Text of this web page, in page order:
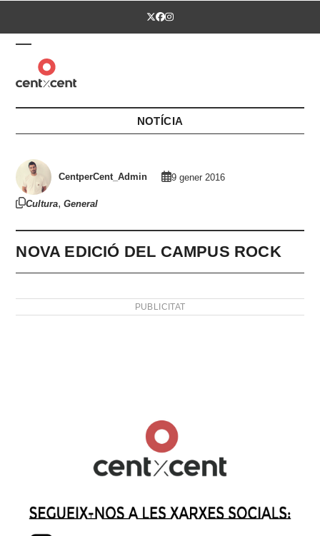
Twitter
Facebook
Instagram
Open
mobile
menu
Close
mobile
menu
NOTÍCIA
CentperCent_Admin 9 gener 2016
Cultura,General
NOVA EDICIÓ DEL CAMPUS ROCK
PUBLICITAT